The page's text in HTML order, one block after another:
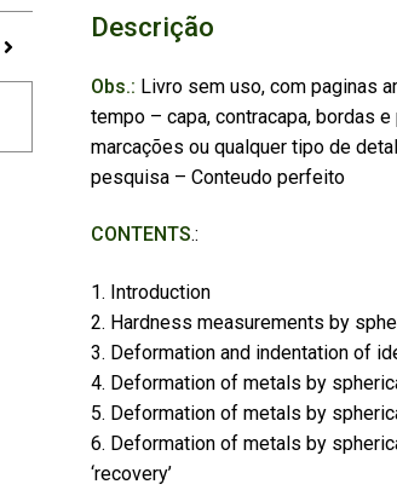
Descrição
Obs.: Livro sem uso, com paginas
tempo – capa, contracapa, bordas
marcações ou qualquer tipo de
pesquisa – Conteudo perfeito
CONTENTS.:
1. Introduction
2. Hardness measurements by
3. Deformation and indentation of
4. Deformation of metals by
5. Deformation of metals by
6. Deformation of metals by
‘recovery’